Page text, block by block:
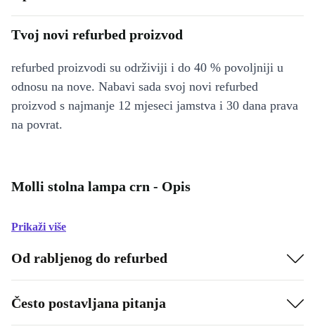
Tvoj novi refurbed proizvod
refurbed proizvodi su održiviji i do 40 % povoljniji u
odnosu na nove. Nabavi sada svoj novi refurbed
proizvod s najmanje 12 mjeseci jamstva i 30 dana prava
na povrat.
Molli stolna lampa crn - Opis
Prikaži više
Od rabljenog do refurbed
Često postavljana pitanja